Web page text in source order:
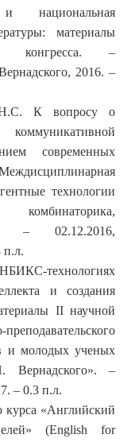
национальная
материалы
конгресса. –
2016. –
Н.С. К вопросу о
современных
технологии
– 02.12.2016,
п.л.
технологиях
и создания
II научной
и молодых ученых
–
– 0.3 п.л.
«Английский
(English for